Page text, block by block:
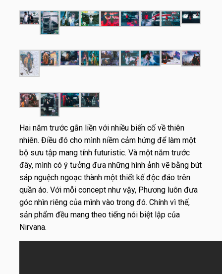
Hai năm trước gắn liền với nhiều biến cố về thiên
nhiên. Điều đó cho mình niềm cảm hứng để làm một
bộ sưu tập mang tính futuristic. Và một năm trước
đây, mình có ý tưởng đưa những hình ảnh vẽ bằng bút
sáp nguệch ngoạc thành một thiết kế độc đáo trên
quần áo. Với mỗi concept như vậy, Phương luôn đưa
góc nhìn riêng của mình vào trong đó. Chính vì thế,
sản phẩm đều mang theo tiếng nói biệt lập của
Nirvana.